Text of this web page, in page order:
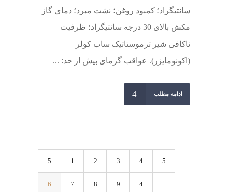
سانتیگراد؛ کمبود روغن؛ نشت مبرد؛ دمای گاز
مکش بالای 30 درجه سانتیگراد؛ ظرفیت
ناکافی شیر ترموستاتیک ساب کولر
(اکونومایزر). عواقب گرمای بیش از حد: ...
ادامه مطلب
1 2 3 4 5
6 7 8 9